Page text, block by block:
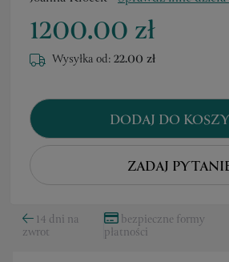
1200.00 zł
Wysyłka od:22.00 zł
DODAJ DO
ZADAJ
14 dni na
zwrot
bezpieczne formy
płatności